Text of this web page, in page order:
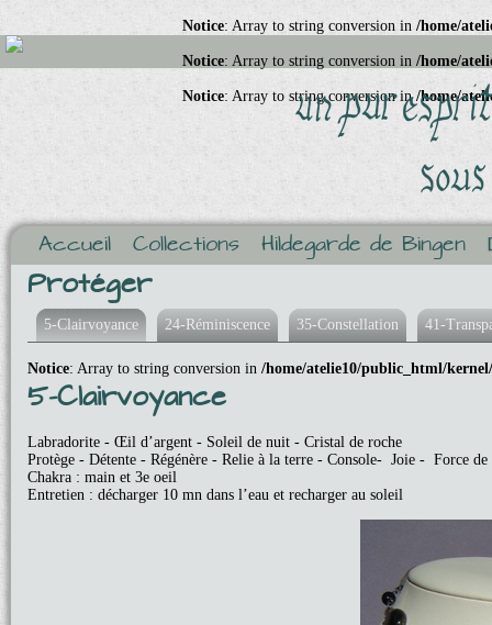
Notice: Array to string conversion in /home/
Notice: Array to string conversion in /home/
Notice: Array to string conversion in/home/
Accueil Collections Hildegarde de Bingen
Protéger
5-Clairvoyance 24-Réminiscence 35-Constellation 41-
Notice: Array to string conversion in /home/atelie10/public_html/
5-Clairvoyance
Labradorite - Œil d’argent - Soleil de nuit - Cristal de roche
Protège - Détente - Régénère - Relie à la terre - Console- Joie - Force
Chakra : main et 3e oeil
Entretien : décharger 10 mn dans l’eau et recharger au soleil